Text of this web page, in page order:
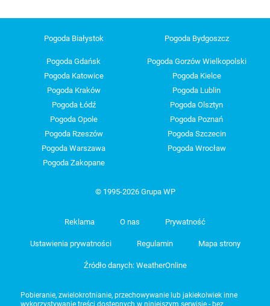
Pogoda Białystok Pogoda Bydgoszcz
Pogoda Gdańsk
Pogoda Gorzów Wielkopolski
Pogoda Katowice
Pogoda Kielce
Pogoda Kraków
Pogoda Lublin
Pogoda Łódź
Pogoda Olsztyn
Pogoda Opole
Pogoda Poznań
Pogoda Rzeszów
Pogoda Szczecin
Pogoda Warszawa
Pogoda Wrocław
Pogoda Zakopane
© 1995-2026 Grupa WP
Reklama O nas Prywatność
Ustawienia prywatności Regulamin Mapa strony
Źródło danych: WeatherOnline
Pobieranie, zwielokrotnianie, przechowywanie lub jakiekolwiek inne
wykorzystywanie treści dostępnych w niniejszym serwisie - bez